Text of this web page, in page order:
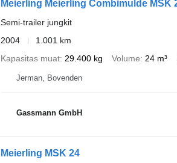
Meierling Meierling Combimulde MSK
Semi-trailer jungkit
2004
1.001 km
Kapasitas muat 29.400 kg Volume 24 m³
Jerman, Bovenden
Gassmann GmbH
Meierling MSK 24